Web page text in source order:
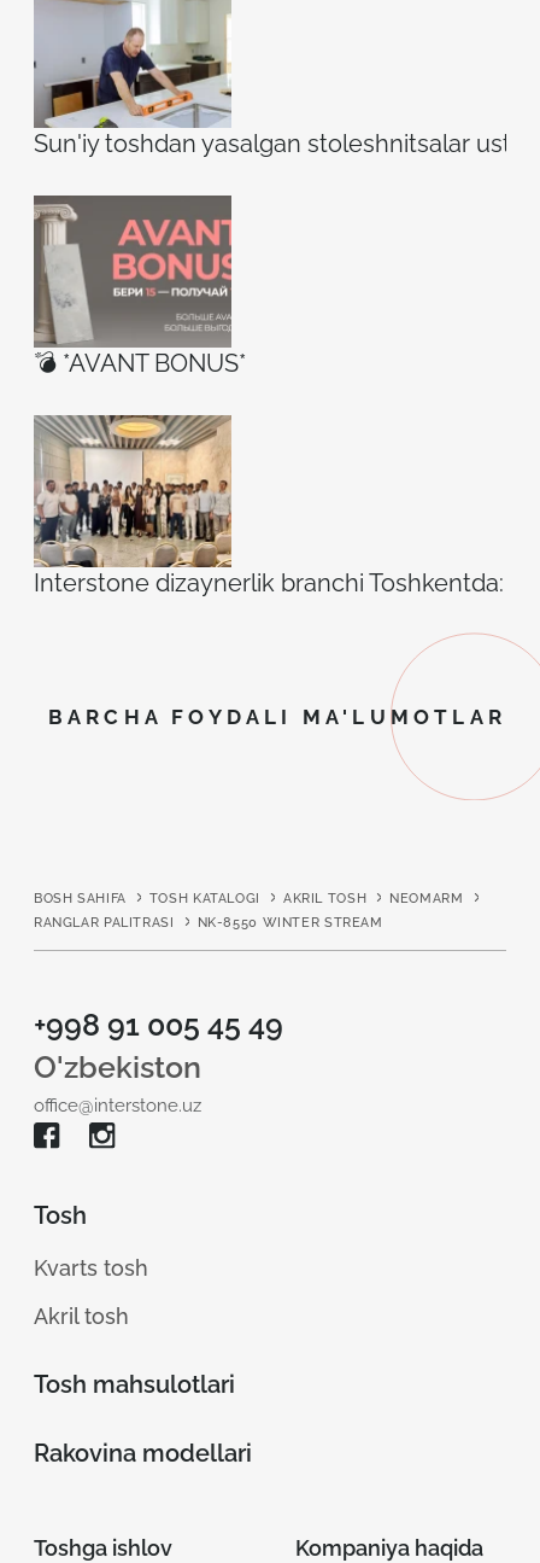
Sun'iy toshdan yasalgan stoleshnitsalar
💣 *AVANT BONUS*
Interstone dizaynerlik branchi Toshkentda:
BARCHA FOYDALI MA'LUMOTLAR
BOSH SAHIFA TOSH KATALOGI AKRIL TOSH
NEOMARM
RANGLAR PALITRASI
NK-8550 WINTER STREAM
+998 91 005 45 49
O'zbekiston
office@interstone.uz
Tosh
Kvarts tosh
Akril tosh
Tosh mahsulotlari
Rakovina modellari
Toshga ishlov
Kompaniya haqida